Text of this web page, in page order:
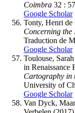
Coimbra 32 :
Google Scholar
Tonty, Henri de
Concerning the
Traduction de
Google Scholar
Toulouse,
in Renaissance
Cartography in
University of
Google Scholar
Van Dyck,